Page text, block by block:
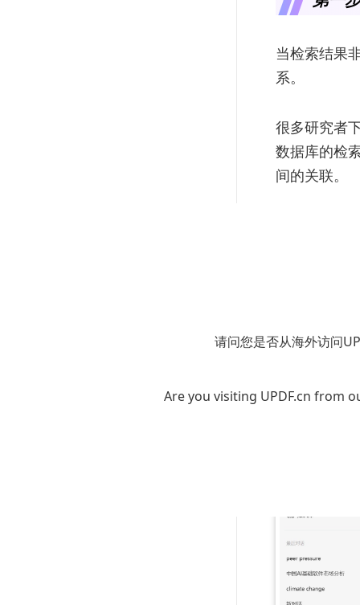
请问您是否从海外访问
Are you visiting UPDF.cn from
当检索结果
系。
很多研究者
数据库的检
间的关联。
的论文搜索